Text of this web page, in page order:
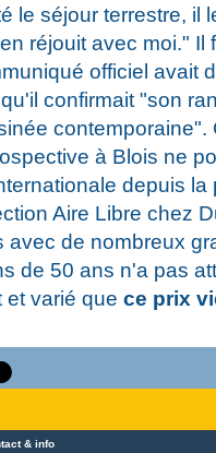
le séjour terrestre, il
réjouit avec moi." Il
officiel avait
confirmait "son
contemporaine".
à Blois ne
depuis la
Aire Libre chez
avec de nombreux
de 50 ans n'a pas
et varié que ce prix
& info